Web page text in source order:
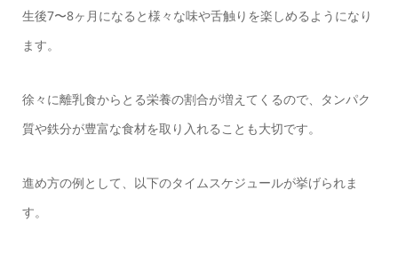
生後7〜8ヶ月になると様々な味や舌触りを楽しめるようになり
ます。
徐々に離乳食からとる栄養の割合が増えてくるので、タンパク
質や鉄分が豊富な食材を取り入れることも大切です。
進め方の例として、以下のタイムスケジュールが挙げられま
す。